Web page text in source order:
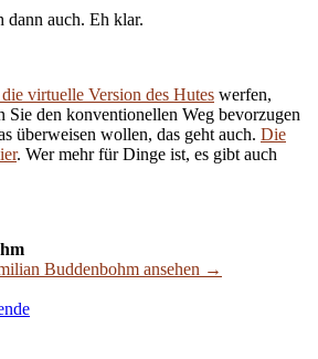
dann auch. Eh klar.
virtuelle Version des Hutes werfen,
Sie den konventionellen Weg bevorzugen
überweisen wollen, das geht auch. Die
. Wer mehr für Dinge ist, es gibt auch
Buddenbohm ansehen →